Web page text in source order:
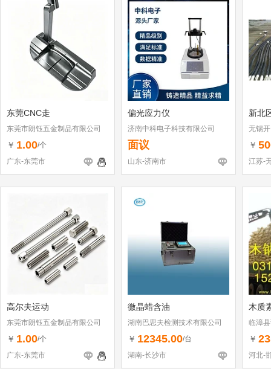
东莞CNC走
东莞市朗钰五金制品有限公司
￥ 1.00/个
广东-东莞市
偏光应力仪
济南中科电子科技有限公司
面议
山东-济南市
新北
无锡
￥
江苏-
高尔夫运动
东莞市朗钰五金制品有限公司
￥ 1.00/个
广东-东莞市
微晶蜡含油
湖南巴思夫检测技术有限公司
￥ 12345.00/台
湖南-长沙市
木质
临漳
￥
河北-